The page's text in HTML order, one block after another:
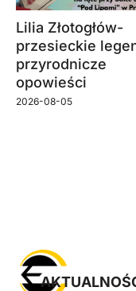
Lilia Złotogłów-
przesieckie
przyrodnicze
opowieści
2026-08-05